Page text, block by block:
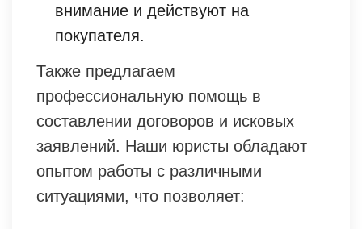
внимание и действуют на
покупателя.
Также предлагаем
профессиональную помощь в
составлении договоров и исковых
заявлений. Наши юристы обладают
опытом работы с различными
ситуациями, что позволяет: